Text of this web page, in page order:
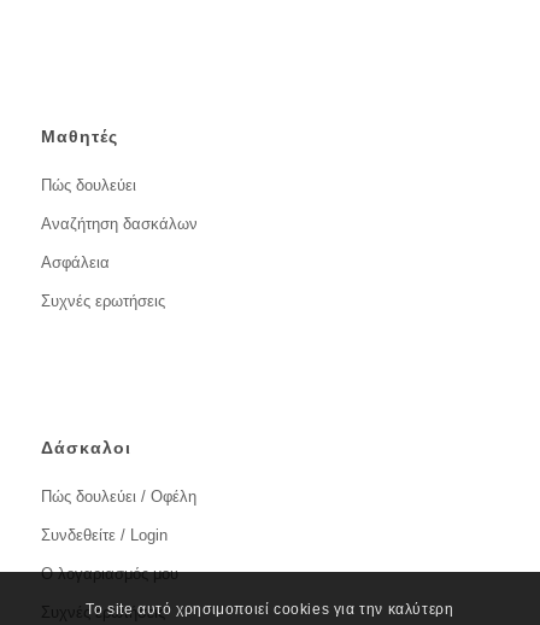
Μαθητές
Πώς δουλεύει
Αναζήτηση δασκάλων
Ασφάλεια
Συχνές ερωτήσεις
Δάσκαλοι
Πώς δουλεύει / Οφέλη
Συνδεθείτε / Login
Ο λογαριασμός μου
Συχνές ερωτήσεις
Το site αυτό χρησιμοποιεί cookies για την καλύτερη